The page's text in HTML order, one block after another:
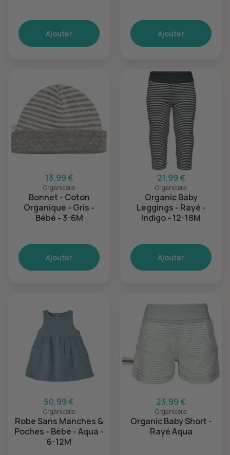
Ajouter Ajouter
13,99 €
Organicera
Bonnet - Coton
Organique - Gris -
Bébé - 3-6M
Ajouter
21,99 €
Organicera
Organic Baby
Leggings - Rayé -
Indigo - 12-18M
Ajouter
50,99 €
Organicera
Robe Sans Manches &
Poches - Bébé - Aqua -
6-12M
23,99 €
Organicera
Organic Baby Short -
Rayé Aqua